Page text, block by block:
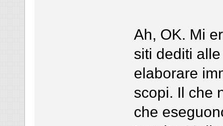
Ah, OK. Mi
siti dediti
elaborare
scopi. Il che
che